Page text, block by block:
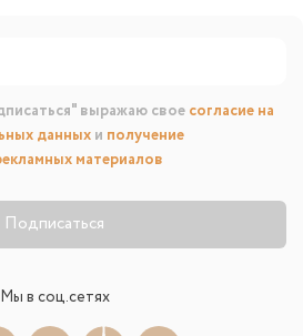
Подписаться
выражаю свое согласие на
данных и получение
материалов
Мы в соц.сетях